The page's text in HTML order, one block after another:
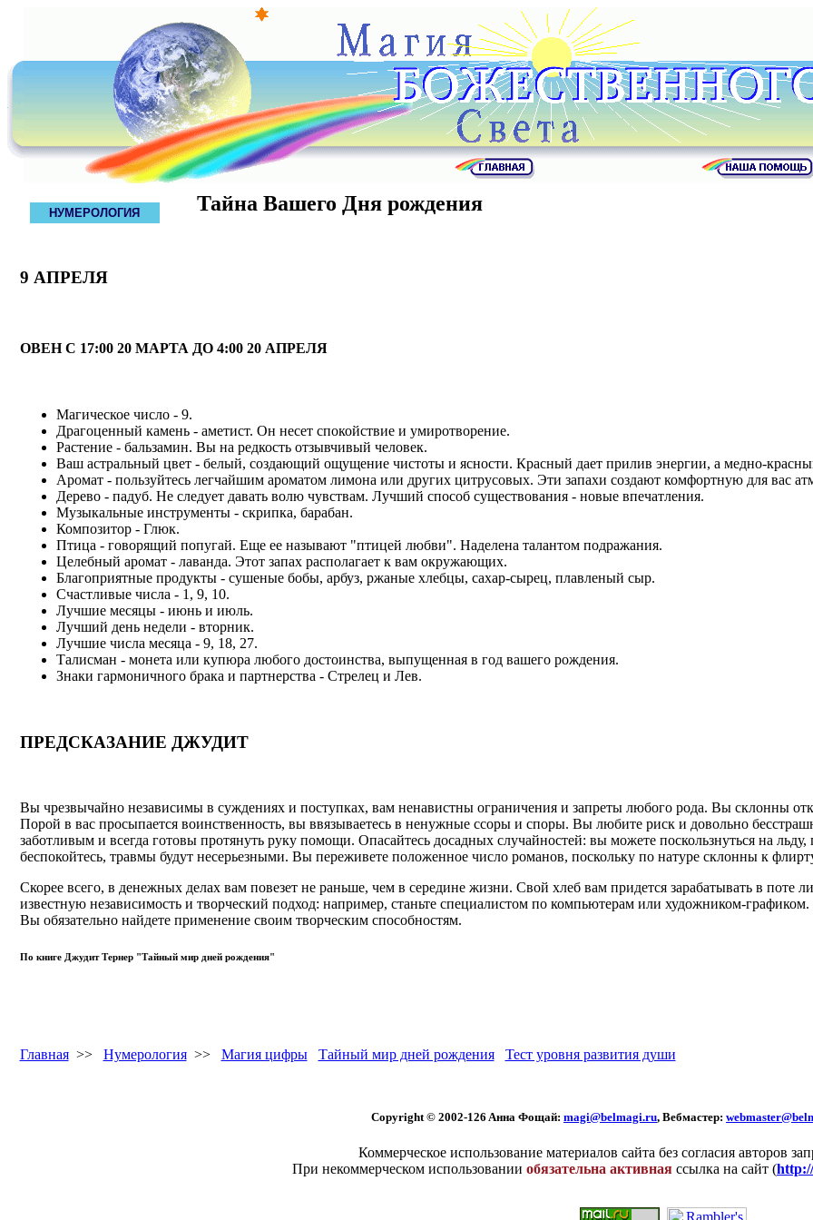
НУМЕРОЛОГИЯ Тайна Вашего Дня рождения
9 АПРЕЛЯ
ОВЕН С 17:00 20 МАРТА ДО 4:00 20 АПРЕЛЯ
Магическое число - 9.
Драгоценный камень - аметист. Он несет спокойствие и умиротворение.
Растение - бальзамин. Вы на редкость отзывчивый человек.
Ваш астральный цвет - белый, создающий ощущение чистоты и ясности. Красный дает прилив энергии, а медно-
Аромат - пользуйтесь легчайшим ароматом лимона или других цитрусовых. Эти запахи создают комфортную для вас
Дерево - падуб. Не следует давать волю чувствам. Лучший способ существования - новые впечатления.
Музыкальные инструменты - скрипка, барабан.
Композитор - Глюк.
Птица - говорящий попугай. Еще ее называют "птицей любви". Наделена талантом подражания.
Целебный аромат - лаванда. Этот запах располагает к вам окружающих.
Благоприятные продукты - сушеные бобы, арбуз, ржаные хлебцы, сахар-сырец, плавленый сыр.
Счастливые числа - 1, 9, 10.
Лучшие месяцы - июнь и июль.
Лучший день недели - вторник.
Лучшие числа месяца - 9, 18, 27.
Талисман - монета или купюра любого достоинства, выпущенная в год вашего рождения.
Знаки гармоничного брака и партнерства - Стрелец и Лев.
ПРЕДСКАЗАНИЕ ДЖУДИТ
Вы чрезвычайно независимы в суждениях и поступках, вам ненавистны ограничения и запреты любого рода. Вы склонны
Порой в вас просыпается воинственность, вы ввязываетесь в ненужные ссоры и споры. Вы любите риск и довольно
заботливым и всегда готовы протянуть руку помощи. Опасайтесь досадных случайностей: вы можете поскользнуться на
беспокойтесь, травмы будут несерьезными. Вы переживете положенное число романов, поскольку по натуре склонны к
Скорее всего, в денежных делах вам повезет не раньше, чем в середине жизни. Свой хлеб вам придется зарабатывать в поте
известную независимость и творческий подход: например, станьте специалистом по компьютерам или художником-графиком.
Вы обязательно найдете применение своим творческим способностям.
По книге Джудит Тернер "Тайный мир дней рождения"
Главная>> Нумерология>> Магия цифры Тайный мир дней рождения Тест уровня развития души
Copyright © 2002-126 Aннa Фoщaй: magi@belmagi.ru, Вебмастер:
Коммерческое использование материалов сайта без согласия авторов
При некоммерческом использовании обязательна активная ссылка на сайт (